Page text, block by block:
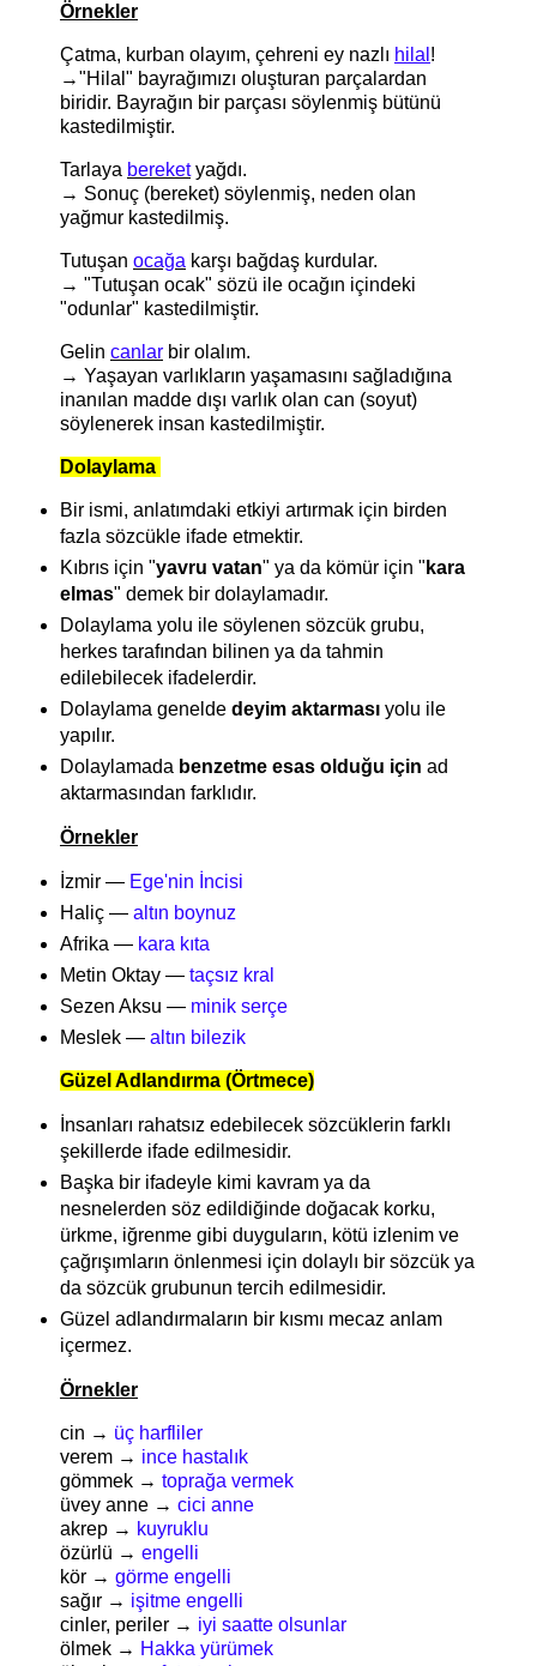
Örnekler
Çatma, kurban olayım, çehreni ey nazlı hilal !
→"Hilal" bayrağımızı oluşturan parçalardan
biridir. Bayrağın bir parçası söylenmiş bütünü
kastedilmiştir.
Tarlaya bereketyağdı.
→ Sonuç (bereket) söylenmiş, neden olan
yağmur kastedilmiş.
Tutuşan ocağa karşı bağdaş kurdular.
→ "Tutuşan ocak" sözü ile ocağın içindeki
"odunlar" kastedilmiştir.
Gelin canlar bir olalım.
→ Yaşayan varlıkların yaşamasını sağladığına
inanılan madde dışı varlık olan can (soyut)
söylenerek insan kastedilmiştir.
Dolaylama
Bir ismi, anlatımdaki etkiyi artırmak için birden
fazla sözcükle ifade etmektir.
Kıbrıs için "yavru vatan" ya da kömür için " kara
elmas" demek bir dolaylamadır.
Dolaylama yolu ile söylenen sözcük grubu,
herkes tarafından bilinen ya da tahmin
edilebilecek ifadelerdir.
Dolaylama genelde deyim aktarmasıyolu ile
yapılır.
Dolaylamada benzetme esas olduğu için ad
aktarmasından farklıdır.
Örnekler
İzmir — Ege'nin İncisi
Haliç — altın boynuz
Afrika — kara kıta
Metin Oktay — taçsız kral
Sezen Aksu — minik serçe
Meslek — altın bilezik
Güzel Adlandırma (Örtmece)
İnsanları rahatsız edebilecek sözcüklerin farklı
şekillerde ifade edilmesidir.
Başka bir ifadeyle kimi kavram ya da
nesnelerden söz edildiğinde doğacak korku,
ürkme, iğrenme gibi duyguların, kötü izlenim ve
çağrışımların önlenmesi için dolaylı bir sözcük ya
da sözcük grubunun tercih edilmesidir.
Güzel adlandırmaların bir kısmı mecaz anlam
içermez.
Örnekler
cin → üç harfliler
verem → ince hastalık
gömmek → toprağa vermek
üvey anne → cici anne
akrep → kuyruklu
özürlü → engelli
kör → görme engelli
sağır → işitme engelli
cinler, periler → iyi saatte olsunlar
ölmek → Hakka yürümek